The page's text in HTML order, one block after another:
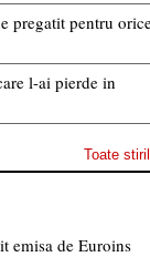
pregatit pentru
l-ai pierde in
Toate
emisa de Euroins